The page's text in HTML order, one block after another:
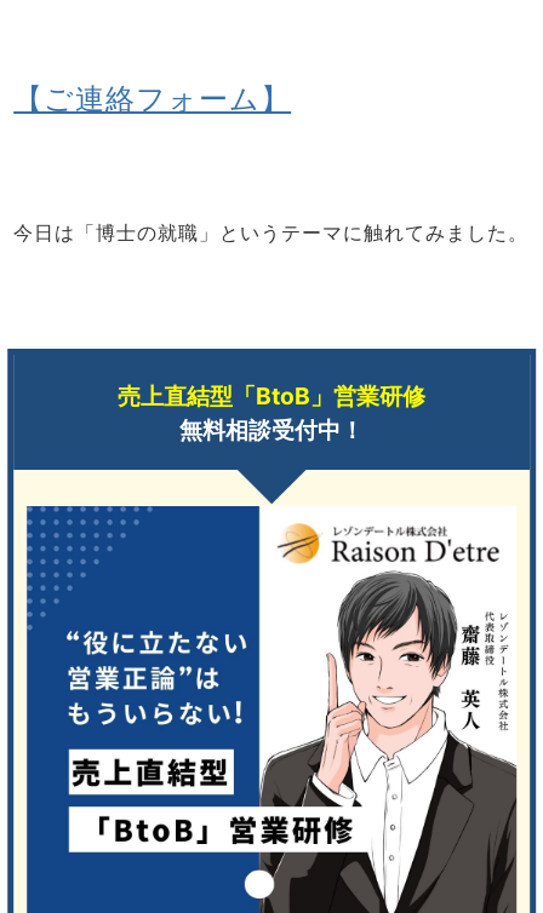
【ご連絡フォーム】
今日は 「博士の就職」 というテーマに触れてみました。
売上直結型「BtoB」営業研修
無料相談受付中！